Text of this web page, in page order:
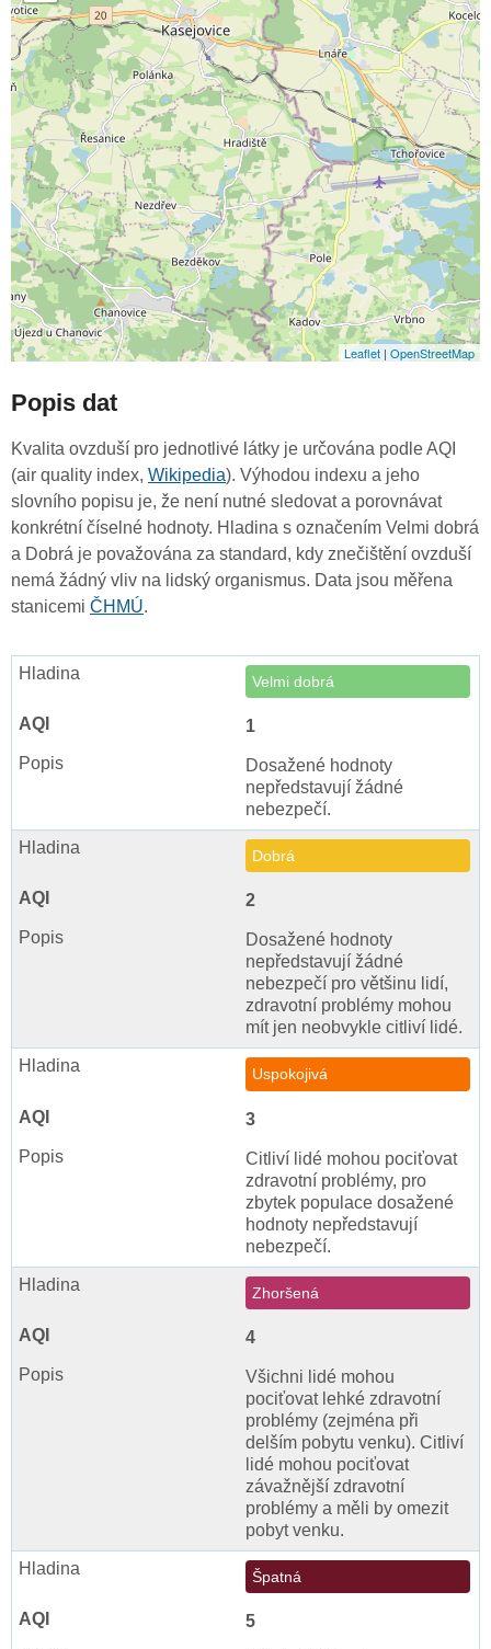
Leaflet | OpenStreetMap
Popis dat
Kvalita ovzduší pro jednotlivé látky je určována podle AQI
(air quality index, Wikipedia). Výhodou indexu a jeho
slovního popisu je, že není nutné sledovat a porovnávat
konkrétní číselné hodnoty. Hladina s označením Velmi dobrá
a Dobrá je považována za standard, kdy znečištění ovzduší
nemá žádný vliv na lidský organismus. Data jsou měřena
stanicemi ČHMÚ.
Velmi dobrá
1
Dosažené hodnoty
nepředstavují žádné
nebezpečí.
Dobrá
2
Dosažené hodnoty
nepředstavují žádné
nebezpečí pro většinu lidí,
zdravotní problémy mohou
mít jen neobvykle citliví lidé.
Uspokojivá
3
Citliví lidé mohou pociťovat
zdravotní problémy, pro
zbytek populace dosažené
hodnoty nepředstavují
nebezpečí.
Zhoršená
4
Všichni lidé mohou
pociťovat lehké zdravotní
problémy (zejména při
delším pobytu venku). Citliví
lidé mohou pociťovat
závažnější zdravotní
problémy a měli by omezit
pobyt venku.
Špatná
5